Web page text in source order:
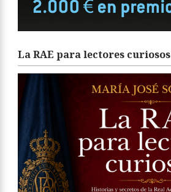
La RAE para lectores curiosos